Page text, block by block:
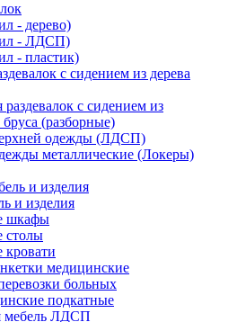
- дерево)
- ЛДСП)
- пластик)
с сидением из дерева
с сидением из
бруса (разборные)
одежды (ЛДСП)
металлические (Локеры)
и изделия
шкафы
столы
медицинские
больных
подкатные
мебель ЛДСП